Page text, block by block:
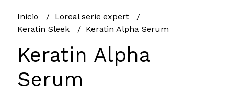
Inicio
Loreal serie expert
Keratin Sleek
Keratin Alpha Serum
Keratin Alpha
Serum